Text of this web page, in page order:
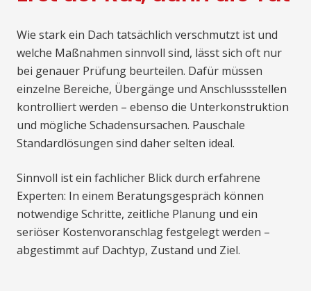
Wie stark ein Dach tatsächlich verschmutzt ist und
welche Maßnahmen sinnvoll sind, lässt sich oft nur
bei genauer Prüfung beurteilen. Dafür müssen
einzelne Bereiche, Übergänge und Anschlussstellen
kontrolliert werden – ebenso die Unterkonstruktion
und mögliche Schadensursachen. Pauschale
Standardlösungen sind daher selten ideal.
Sinnvoll ist ein fachlicher Blick durch erfahrene
Experten: In einem Beratungsgespräch können
notwendige Schritte, zeitliche Planung und ein
seriöser Kostenvoranschlag festgelegt werden –
abgestimmt auf Dachtyp, Zustand und Ziel.